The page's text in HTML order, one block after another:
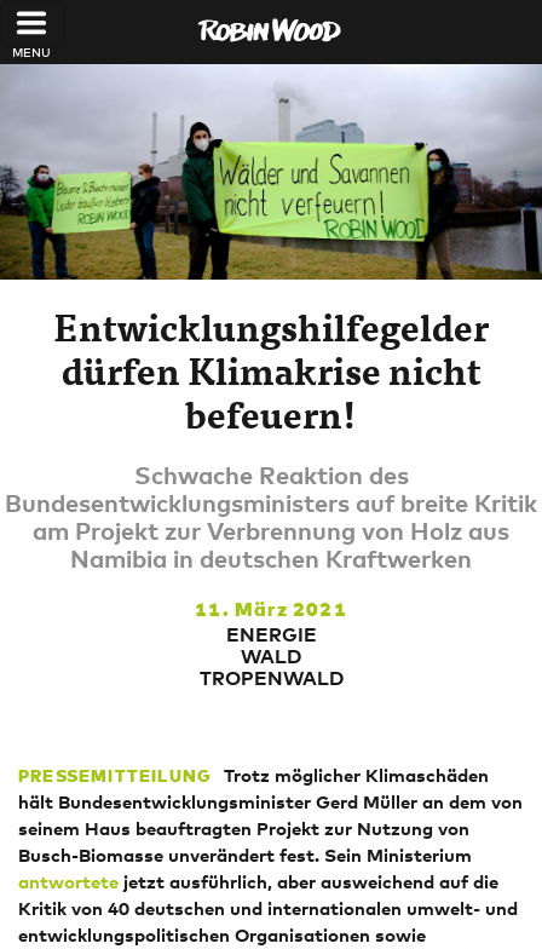
Direkt zum Inhalt
Entwicklungshilfegelder
dürfen Klimakrise nicht
befeuern!
Schwache Reaktion des
Bundesentwicklungsministers auf breite Kritik
am Projekt zur Verbrennung von Holz aus
Namibia in deutschen Kraftwerken
11. März 2021
ENERGIE
WALD
TROPENWALD
PRESSEMITTEILUNG
Trotz möglicher Klimaschäden
hält Bundesentwicklungsminister Gerd Müller an dem von
seinem Haus beauftragten Projekt zur Nutzung von
Busch-Biomasse unverändert fest. Sein Ministerium
antwortete jetzt ausführlich, aber ausweichend auf die
Kritik von 40 deutschen und internationalen umwelt- und
entwicklungspolitischen Organisationen sowie